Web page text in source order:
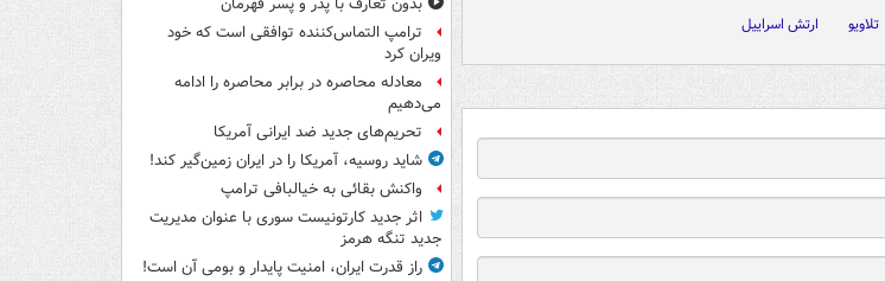
تلاویو ارتش اسراییل
بدون تعارف با پدر و پسر قهرمان
ترامپ التماس‌کننده توافقی است که خود
ویران کرد
معادله محاصره در برابر محاصره را ادامه
می‌دهیم
تحریم‌های جدید ضد ایرانی آمریکا
شاید روسیه، آمریکا را در ایران زمین‌گیر کند!
واکنش بقائی به خیالبافی ترامپ
اثر جدید کارتونیست سوری با عنوان مدیریت
جدید تنگه هرمز
راز قدرت ایران، امنیت پایدار و بومی آن است!